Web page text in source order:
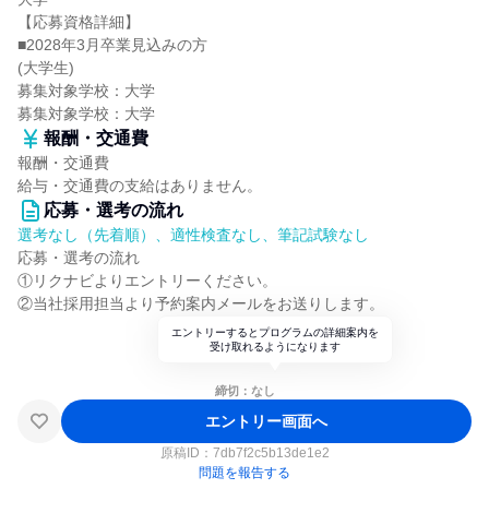
【応募資格詳細】
■2028年3月卒業見込みの方
(大学生)
募集対象学校：大学
募集対象学校：大学
報酬・交通費
報酬・交通費
給与・交通費の支給はありません。
応募・選考の流れ
選考なし（先着順）、適性検査なし、筆記試験なし
応募・選考の流れ
①リクナビよりエントリーください。
②当社採用担当より予約案内メールをお送りします。
エントリーするとプログラムの詳細案内を
受け取れるようになります
締切：なし
エントリー画面へ
原稿ID： 7db7f2c5b13de1e2
問題を報告する